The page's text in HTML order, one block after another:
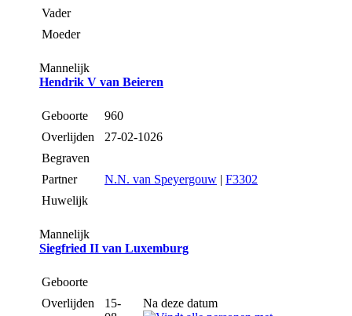
Vader
Moeder
Mannelijk
Hendrik V van Beieren
Geboorte
960
Overlijden
27-02-1026
Begraven
Partner
N.N. van Speyergouw | F3302
Huwelijk
Mannelijk
Siegfried II van Luxemburg
Geboorte
Overlijden
15-
Na deze datum